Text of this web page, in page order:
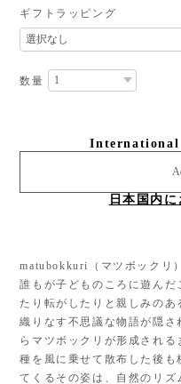
ギフトラッピング
数量
International
日本国内
matubokkuri（マツボックリ）
誰もが子どものころに遊ん
たり転がしたりと親しみの
織りなす不思議な物語が隠
らマツボックリが形成される
種を風に乗せて散布した後
てくるその姿は、自然のリ